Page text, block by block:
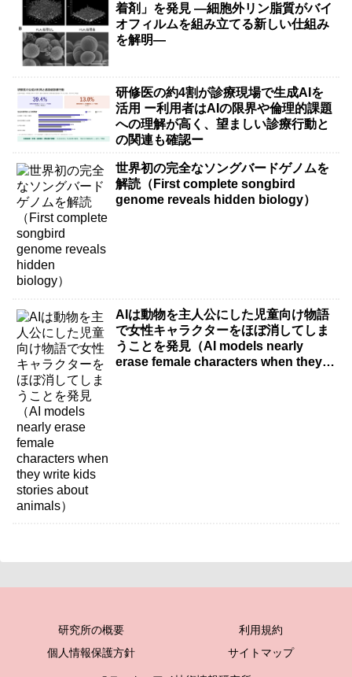
着剤」を発見 ―細胞外リン脂質がバイ
オフィルムを組み立てる新しい仕組み
を解明―
研修医の約4割が診療現場で生成AIを
活用 ー利用者はAIの限界や倫理的課題
への理解が高く、望ましい診療行動と
の関連も確認ー
世界初の完全なソングバードゲノムを
解読（First complete songbird
genome reveals hidden biology）
AIは動物を主人公にした児童向け物語
で女性キャラクターをほぼ消してしま
うことを発見（AI models nearly
erase female characters when they
研究所の概要
利用規約
個人情報保護方針
サイトマップ